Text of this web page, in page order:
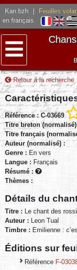
Kan.bzh Feuilles
en français
Menu
Retour à la recherche
Référence : C-03669
Titre breton
Titre français
Auteur (normalisé) :
Genre : En vers
Langue : Français
Résumé :
Thèmes :
Détails du
Titre : Le chant des
Auteur : Leon Tual
Timbre : Emilienne :
Éditions sur
Référence F-